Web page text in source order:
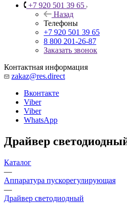
+7 920 501 39 65
Назад
Телефоны
+7 920 501 39 65
8 800 201-26-87
Заказать звонок
Контактная информация
zakaz@res.direct
Вконтакте
Viber
Viber
WhatsApp
Драйвер
Каталог
—
Аппаратура пускорегулирующая
—
Драйвер светодиодный